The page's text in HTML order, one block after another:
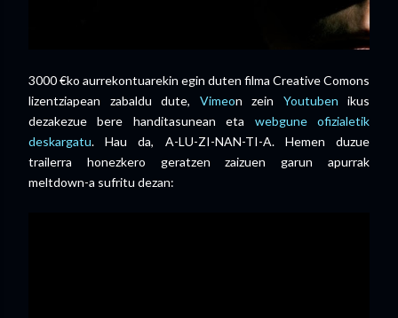
3000 €ko aurrekontuarekin egin duten filma Creative Comons
lizentziapean zabaldu dute, Vimeon zein Youtuben ikus
dezakezue bere handitasunean eta webgune ofizialetik
deskargatu. Hau da, A-LU-ZI-NAN-TI-A. Hemen duzue
trailerra honezkero geratzen zaizuen garun apurrak
meltdown-a sufritu dezan: